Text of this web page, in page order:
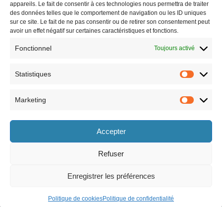
appareils. Le fait de consentir à ces technologies nous permettra de traiter
des données telles que le comportement de navigation ou les ID uniques
sur ce site. Le fait de ne pas consentir ou de retirer son consentement peut
avoir un effet négatif sur certaines caractéristiques et fonctions.
Fonctionnel Toujours activé
Statistiques
Marketing
Accepter
Refuser
Enregistrer les préférences
Politique de cookiesPolitique de confidentialité
Horaires
le lundi 8h30-12h et 13h30-17h30,
le jeudi 8h30-12h et 13h30-17h30,
le vendredi 8h30-12h et 13h30-17h,